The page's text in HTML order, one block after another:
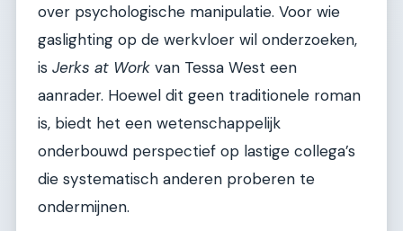
over psychologische manipulatie. Voor wie
gaslighting op de werkvloer wil onderzoeken,
is Jerks at Work van Tessa West een
aanrader. Hoewel dit geen traditionele roman
is, biedt het een wetenschappelijk
onderbouwd perspectief op lastige collega’s
die systematisch anderen proberen te
ondermijnen.